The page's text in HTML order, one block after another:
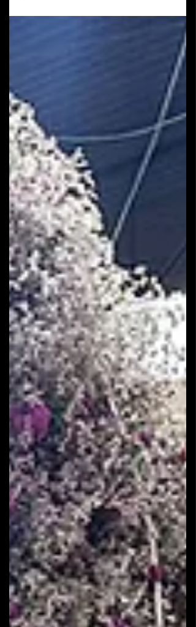
pequenas flores, distribuídas em uma estrutura
longa, leve e extremamente ramificada. A haste
espiguetas, criando um visual delicado e, ao
mesmo tempo, muito resistente. Essa arquitetura
não é por acaso. O Limonium cresce
naturalmente em regiões com muito sol, vento